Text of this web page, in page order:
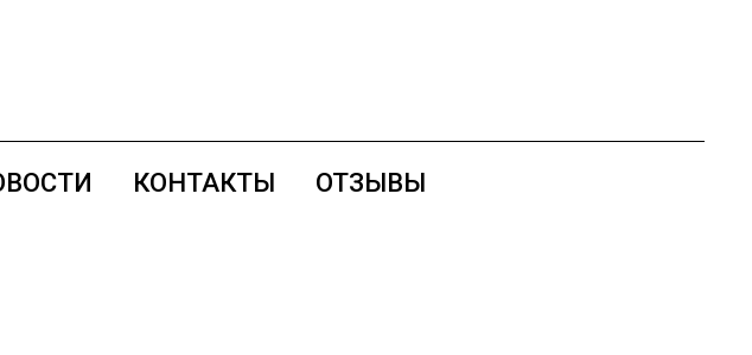
КОНТАКТЫ ОТЗЫВЫ